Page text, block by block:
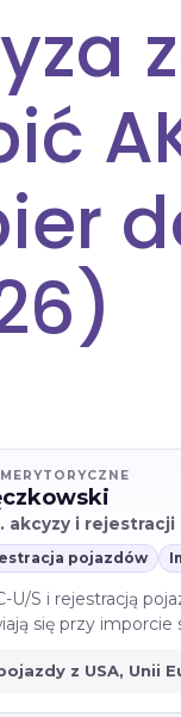
akcyzy i
pojazdów
U/S i rejestracją
się przy imporcie
z USA, Unii